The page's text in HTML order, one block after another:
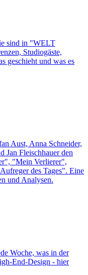
sind in "WELT
Studiogäste,
geschieht und was es
Aust, Anna Schneider,
Jan Fleischhauer den
"Mein Verlierer",
des Tages". Eine
und Analysen.
Woche, was in der
End-Design - hier